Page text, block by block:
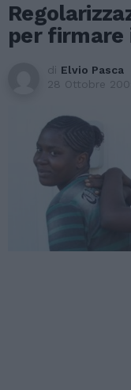
per
di Elvio Pasca
28 Ottobre